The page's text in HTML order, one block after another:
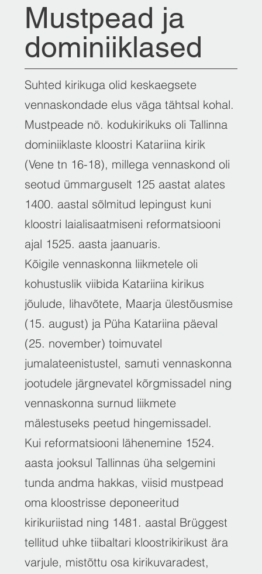
Mustpead ja
dominiiklased
Suhted kirikuga olid keskaegsete
vennaskondade elus väga tähtsal kohal.
Mustpeade nö. kodukirikuks oli Tallinna
dominiiklaste kloostri Katariina kirik
(Vene tn 16-18), millega vennaskond oli
seotud ümmarguselt 125 aastat alates
1400. aastal sõlmitud lepingust kuni
kloostri laialisaatmiseni reformatsiooni
ajal 1525. aasta jaanuaris.
Kõigile vennaskonna liikmetele oli
kohustuslik viibida Katariina kirikus
jõulude, lihavõtete, Maarja ülestõusmise
(15. august) ja Püha Katariina päeval
(25. november) toimuvatel
jumalateenistustel, samuti vennaskonna
jootudele järgnevatel kõrgmissadel ning
vennaskonna surnud liikmete
mälestuseks peetud hingemissadel.
Kui reformatsiooni lähenemine 1524.
aasta jooksul Tallinnas üha selgemini
tunda andma hakkas, viisid mustpead
oma kloostrisse deponeeritud
kirikuriistad ning 1481. aastal Brüggest
tellitud uhke tiibaltari kloostrikirikust ära
varjule, mistõttu osa kirikuvaradest,